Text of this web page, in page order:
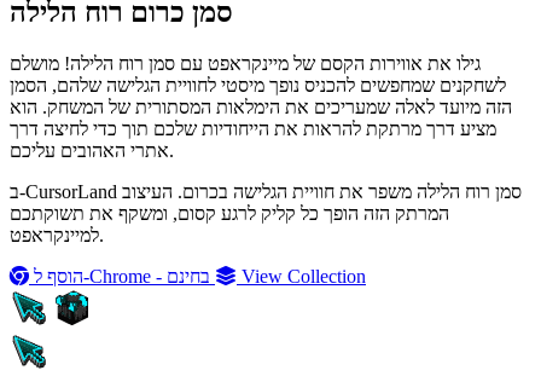
סמן כרום רוח הלילה
גילו את אווירות הקסם של מיינקראפט עם סמן רוח הלילה! מושלם
לשחקנים שמחפשים להכניס נופך מיסטי לחוויית הגלישה שלהם, הסמן
הזה מיועד לאלה שמעריכים את הימלאות המסתורית של המשחק. הוא
מציע דרך מרתקת להראות את הייחודיות שלכם תוך כדי לחיצה דרך
אתרי האהובים עליכם.
ב-CursorLand סמן רוח הלילה משפר את חוויית הגלישה בכרום. העיצוב
המרתק הזה הופך כל קליק לרגע קסום, ומשקף את תשוקתכם
למיינקראפט.
View Collection